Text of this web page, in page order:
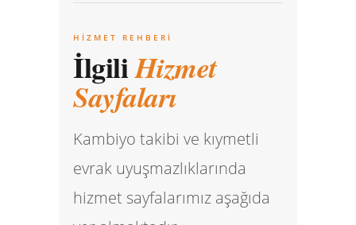
HIZMET REHBERI
İlgiliHizmet
Sayfaları
Kambiyo takibi ve kıymetli
evrak uyuşmazlıklarında
hizmet sayfalarımız aşağıda